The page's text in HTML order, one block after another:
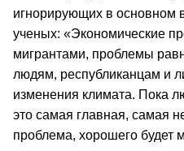
игнорирующих в основном
ученых: «Экономические
мигрантами, проблемы
людям, республиканцам и
изменения климата. Пока
это самая главная, самая
проблема, хорошего будет